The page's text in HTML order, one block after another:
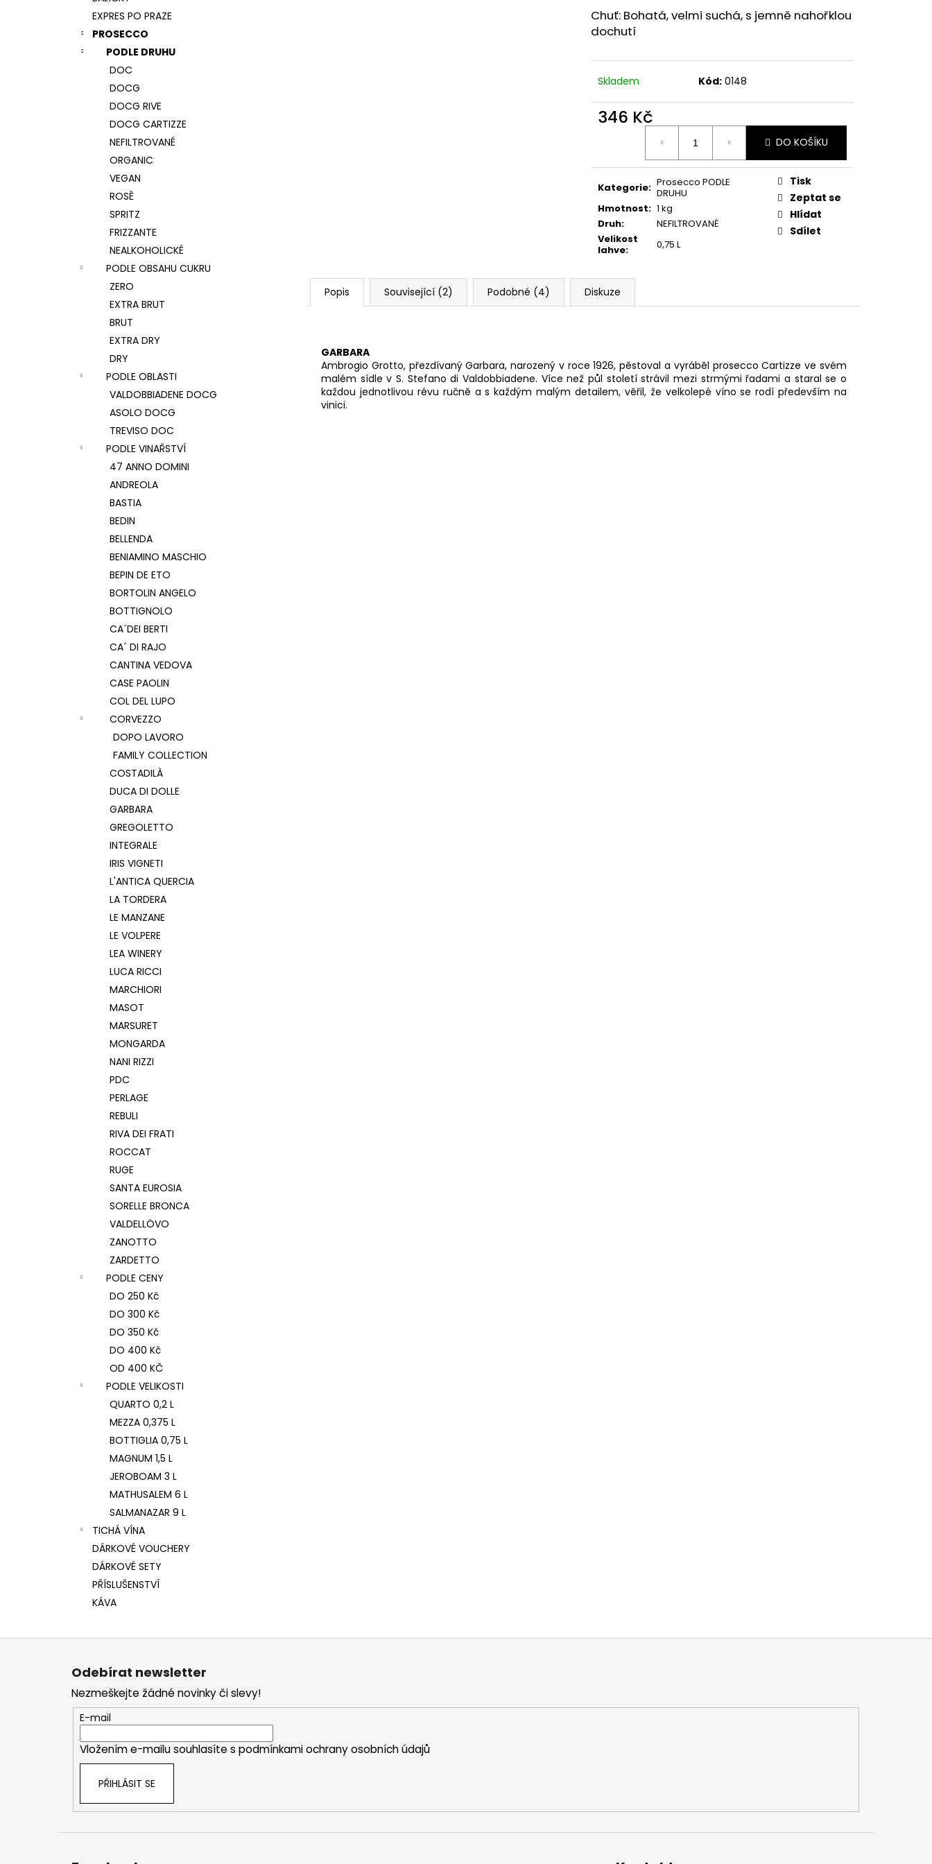
EXPRES PO PRAZE
PROSECCO
PODLE DRUHU
DOC
DOCG
DOCG RIVE
DOCG CARTIZZE
NEFILTROVANÉ
ORGANIC
VEGAN
ROSÈ
SPRITZ
FRIZZANTE
NEALKOHOLICKÉ
PODLE OBSAHU CUKRU
ZERO
EXTRA BRUT
BRUT
EXTRA DRY
DRY
PODLE OBLASTI
VALDOBBIADENE DOCG
ASOLO DOCG
TREVISO DOC
PODLE VINAŘSTVÍ
47 ANNO DOMINI
ANDREOLA
BASTIA
BEDIN
BELLENDA
BENIAMINO MASCHIO
BEPIN DE ETO
BORTOLIN ANGELO
BOTTIGNOLO
CA´DEI BERTI
CA´ DI RAJO
CANTINA VEDOVA
CASE PAOLIN
COL DEL LUPO
CORVEZZO
DOPO LAVORO
FAMILY COLLECTION
COSTADILÀ
DUCA DI DOLLE
GARBARA
GREGOLETTO
INTEGRALE
IRIS VIGNETI
L'ANTICA QUERCIA
LA TORDERA
LE MANZANE
LE VOLPERE
LEA WINERY
LUCA RICCI
MARCHIORI
MASOT
MARSURET
MONGARDA
NANI RIZZI
PDC
PERLAGE
REBULI
RIVA DEI FRATI
ROCCAT
RUGE
SANTA EUROSIA
SORELLE BRONCA
VALDELLÖVO
ZANOTTO
ZARDETTO
PODLE CENY
DO 250 Kč
DO 300 Kč
DO 350 Kč
DO 400 Kč
OD 400 KČ
PODLE VELIKOSTI
QUARTO 0,2 L
MEZZA 0,375 L
BOTTIGLIA 0,75 L
MAGNUM 1,5 L
JEROBOAM 3 L
MATHUSALEM 6 L
SALMANAZAR 9 L
TICHÁ VÍNA
DÁRKOVÉ VOUCHERY
DÁRKOVÉ SETY
PŘÍSLUŠENSTVÍ
KÁVA
Chuť: Bohatá, velmi suchá, s jemně nahořklou
dochutí
Skladem Kód: 0148
346 Kč
DO KOŠÍKU
Kategorie: Prosecco PODLE
DRUHU
Hmotnost: 1 kg
Druh:
NEFILTROVANÉ
Velikost
lahve: 0,75 L
Tisk
Zeptat se
Hlídat
Sdílet
Popis Související (2) Podobné (4) Diskuze
GARBARA
Ambrogio Grotto, přezdívaný Garbara, narozený v roce 1926, pěstoval a vyráběl prosecco Cartizze ve svém
malém sídle v S. Stefano di Valdobbiadene. Více než půl století strávil mezi strmými řadami a staral se o
každou jednotlivou révu ručně a s každým malým detailem, věřil, že velkolepé víno se rodí především na
vinici.
CORVEZZO SHAKE ME, COL FONDO,
ROSÉ, DOC
262 Kč
DOPO LAVORO ROSSO, BIO
Odebírat newsletter
Nezmeškejte žádné novinky či slevy!
E-mail
Vložením e-mailu souhlasíte s podmínkami ochrany osobních údajů
PŘIHLÁSIT SE